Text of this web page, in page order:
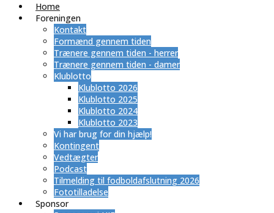
Home
Foreningen
Kontakt
Formænd gennem tiden
Trænere gennem tiden - herrer
Trænere gennem tiden - damer
Klublotto
Klublotto 2026
Klublotto 2025
Klublotto 2024
Klublotto 2023
Vi har brug for din hjælp!
Kontingent
Vedtægter
Podcast
Tilmelding til fodboldafslutning 2026
Fototilladelse
Sponsor